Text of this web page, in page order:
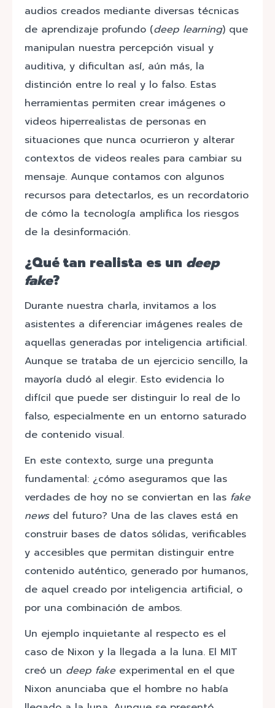
audios creados mediante diversas técnicas
de aprendizaje profundo (deep learning) que
manipulan nuestra percepción visual y
auditiva, y dificultan así, aún más, la
distinción entre lo real y lo falso. Estas
herramientas permiten crear imágenes o
videos hiperrealistas de personas en
situaciones que nunca ocurrieron y alterar
contextos de videos reales para cambiar su
mensaje. Aunque contamos con algunos
recursos para detectarlos, es un recordatorio
de cómo la tecnología amplifica los riesgos
de la desinformación.
¿Qué tan realista es un deep
fake?
Durante nuestra charla, invitamos a los
asistentes a diferenciar imágenes reales de
aquellas generadas por inteligencia artificial.
Aunque se trataba de un ejercicio sencillo, la
mayoría dudó al elegir. Esto evidencia lo
difícil que puede ser distinguir lo real de lo
falso, especialmente en un entorno saturado
de contenido visual.
En este contexto, surge una pregunta
fundamental: ¿cómo aseguramos que las
verdades de hoy no se conviertan en las fake
newsdel futuro? Una de las claves está en
construir bases de datos sólidas, verificables
y accesibles que permitan distinguir entre
contenido auténtico, generado por humanos,
de aquel creado por inteligencia artificial, o
por una combinación de ambos.
Un ejemplo inquietante al respecto es el
caso de Nixon y la llegada a la luna. El MIT
creó un deep fake experimental en el que
Nixon anunciaba que el hombre no había